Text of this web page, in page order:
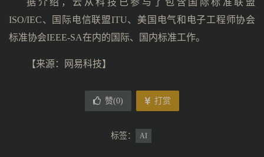
据介绍，云从科技已参与了包含国际标准联盟
ISO/IEC、国际电信联盟ITU、美国电气和电子工程师协会
标准协会IEEE-SA在内的国际、国内标准工作。
【来源： 网易科技】
赞(0) 打赏
标签： AI